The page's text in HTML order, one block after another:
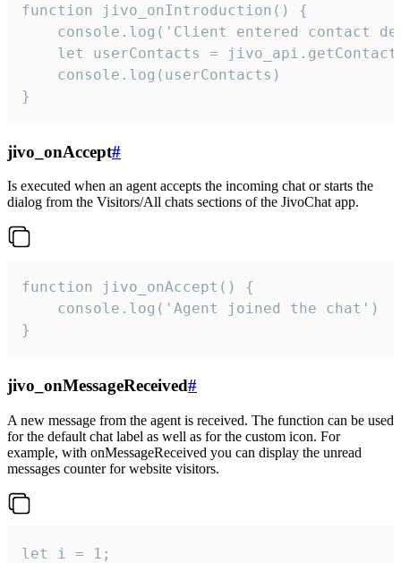
function jivo_onIntroduction() {
console.log('Client entered contact
let userContacts =
    console.log(userContacts)
}
jivo_onAccept#
Is executed when an agent accepts the incoming chat or starts the
dialog from the Visitors/All chats sections of the JivoChat app.
function jivo_onAccept() {
}
jivo_onMessageReceived#
A new message from the agent is received. The function can be used
for the default chat label as well as for the custom icon. For
example, with onMessageReceived you can display the unread
messages counter for website visitors.
let i = 1;